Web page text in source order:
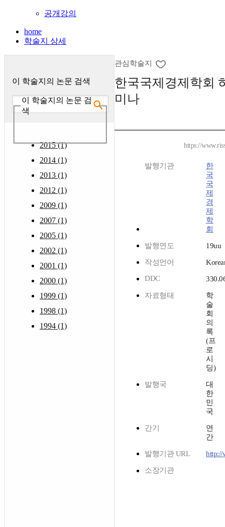
공개강의
home
학술지 상세
이 학술지의 논문 검색
이 학술지의 논문 검
색
2015 (1)
2014 (1)
2013 (1)
2012 (1)
2009 (1)
2007 (1)
2005 (1)
2002 (1)
2001 (1)
2000 (1)
1999 (1)
1998 (1)
1994 (1)
관심학술지
한국국제경제학회
미나
https://
발행기관
한
국
국
제
경
제
학
회
발행연도 19uu
작성언어
DDC
자료형태
학
술
회
의
록
(프
로
시
딩)
발행국
대
한
민
국
간기
연
간
발행기관 URL http://
소장기관